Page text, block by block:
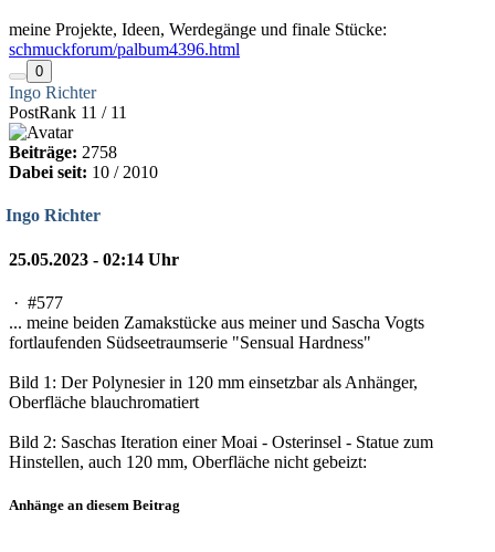
meine Projekte, Ideen, Werdegänge und finale Stücke:
schmuckforum/palbum4396.html
0
Ingo Richter
PostRank 11 / 11
Beiträge: 2758
Dabei seit: 10 / 2010
Ingo Richter
25.05.2023 - 02:14 Uhr
· #577
... meine beiden Zamakstücke aus meiner und Sascha Vogts
fortlaufenden Südseetraumserie "Sensual Hardness"
Bild 1: Der Polynesier in 120 mm einsetzbar als Anhänger,
Oberfläche blauchromatiert
Bild 2: Saschas Iteration einer Moai - Osterinsel - Statue zum
Hinstellen, auch 120 mm, Oberfläche nicht gebeizt:
Anhänge an diesem Beitrag